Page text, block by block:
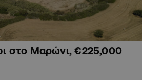
στο Μαρώνι, €225,000